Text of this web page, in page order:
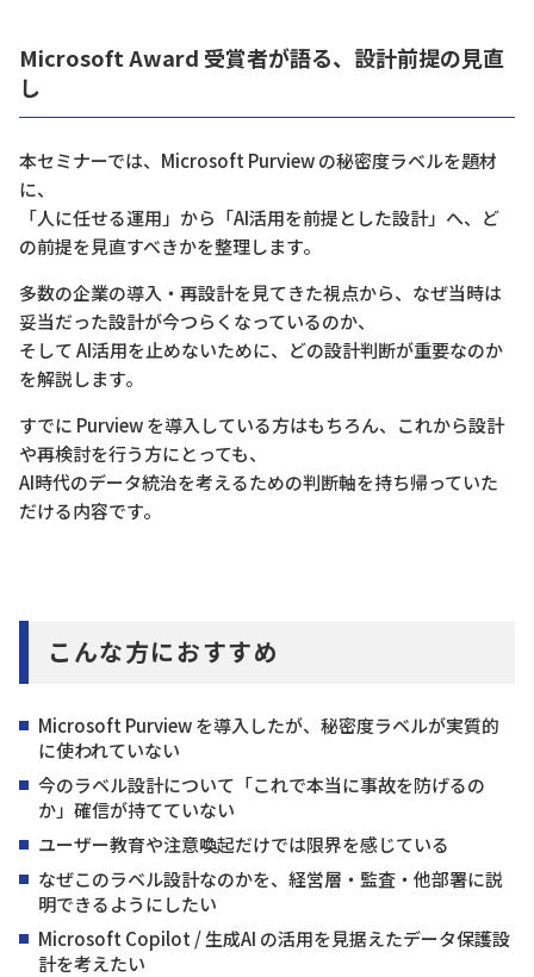
Microsoft Award 受賞者が語る、設計前提の見直
し
本セミナーでは、Microsoft Purview の秘密度ラベルを題材
に、
「人に任せる運用」から「AI活用を前提とした設計」へ、ど
の前提を見直すべきかを整理します。
多数の企業の導入・再設計を見てきた視点から、なぜ当時は
妥当だった設計が今つらくなっているのか、
そして AI活用を止めないために、どの設計判断が重要なのか
を解説します。
すでに Purview を導入している方はもちろん、これから設計
や再検討を行う方にとっても、
AI時代のデータ統治を考えるための判断軸を持ち帰っていた
だける内容です。
こんな方におすすめ
Microsoft Purview を導入したが、秘密度ラベルが実質的
に使われていない
今のラベル設計について「これで本当に事故を防げるの
か」確信が持てていない
ユーザー教育や注意喚起だけでは限界を感じている
なぜこのラベル設計なのかを、経営層・監査・他部署に説
明できるようにしたい
Microsoft Copilot / 生成AI の活用を見据えたデータ保護設
計を考えたい